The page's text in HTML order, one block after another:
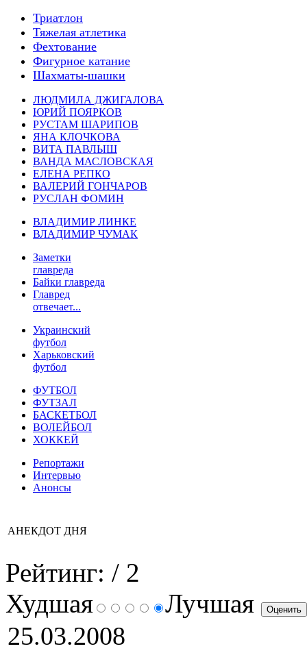
Триатлон
Тяжелая атлетика
Фехтование
Фигурное катание
Шахматы-шашки
ЛЮДМИЛА ДЖИГАЛОВА
ЮРИЙ ПОЯРКОВ
РУСТАМ ШАРИПОВ
ЯНА КЛОЧКОВА
ВИТА ПАВЛЫШ
ВАНДА МАСЛОВСКАЯ
ЕЛЕНА РЕПКО
ВАЛЕРИЙ ГОНЧАРОВ
РУСЛАН ФОМИН
ВЛАДИМИР ЛИНКЕ
ВЛАДИМИР ЧУМАК
Заметки
главреда
Байки главреда
Главред
отвечает...
Украинский
футбол
Харьковский
футбол
ФУТБОЛ
ФУТЗАЛ
БАСКЕТБОЛ
ВОЛЕЙБОЛ
ХОККЕЙ
Репортажи
Интервью
Анонсы
АНЕКДОТ ДНЯ
Рейтинг: / 2
Худшая
Лучшая
25.03.2008